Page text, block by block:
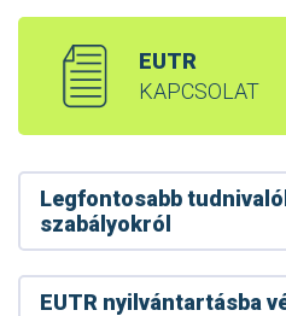
EUTR
KAPCSOLAT
Legfontosabb
szabályokról
EUTR nyilvántartásba